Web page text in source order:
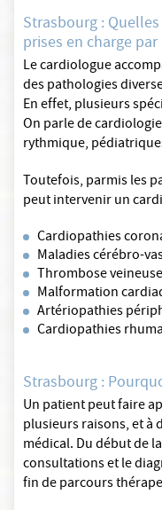
Strasbourg :
prises en charge
Le cardiologue
des pathologies
En effet, plusieurs
On parle de
rythmique,
Toutefois, parmis les
peut intervenir un
Cardiopathies
Maladies cérébro-
Thrombose veineuse
Malformation
Artériopathies
Cardiopathies
Strasbourg :
Un patient peut faire
plusieurs raisons, et à
médical. Du début de
consultations et le
fin de parcours